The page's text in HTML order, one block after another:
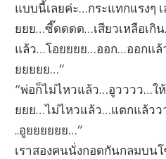
แบบนี้เลยค่ะ…กระแทกแรงๆ
ยยย…ซี๊ดดดด…เสียวเหลือเกิ
แล้ว…โอยยยย…ออก…ออกแ
ยยยยย…”
“พ่อก็ไม่ไหวแล้ว…อูวววว…ใ
ยยย…ไม่ไหวแล้ว…แตกแล้วว
..อูยยยยยย…”
เราสองคนนั่งกอดกันกลมบน